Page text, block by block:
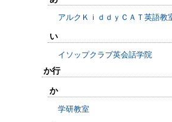
アルクＫｉｄｄｙＣＡＴ英語教
い
イソップクラブ英会話学院
か行
か
学研教室